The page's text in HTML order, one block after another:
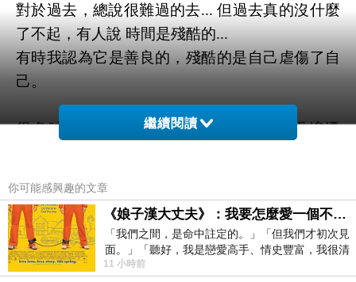
對於過去，總說很難過的去...但過去真的沒什麼
了不起，有人說 時間是殘酷的...
有時我認為它是善良的，殘酷的是自己虐傷了自
己。
很多時候對於當下的難題 過不去
當事過境遷
時的不幸鋪陳著後來的幸運。
勇敢的向過去說：沒什麼了不起的。別讓自己與
對方高估了它，因為若干年回想起
繼續閱讀
你可能感興趣的文章
《娘子漢大丈夫》：我要怎麼愛一個不存在的人？
「我們之間，是命中註定的。」「但我們才初次見
面。」「聽好，我是戀愛高手、情史豐富，我很清
楚這種感覺，你我之間的那種感覺，現
11 小時前